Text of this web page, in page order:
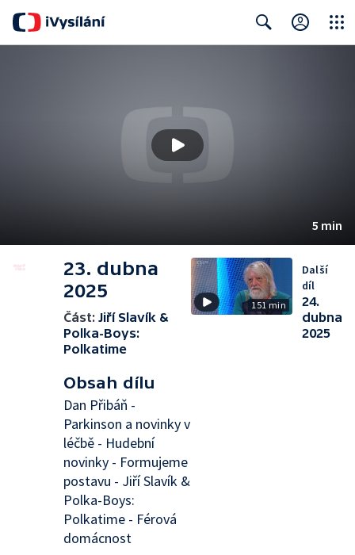
5 min
23. dubna
2025
Část: Jiří Slavík &
Polka-Boys:
Polkatime
Obsah dílu
Dan Přibáň -
Parkinson a novinky v
léčbě - Hudební
novinky - Formujeme
postavu - Jiří Slavík &
Polka-Boys:
Polkatime - Férová
domácnost
151 min
Další
díl
24.
dubna
2025